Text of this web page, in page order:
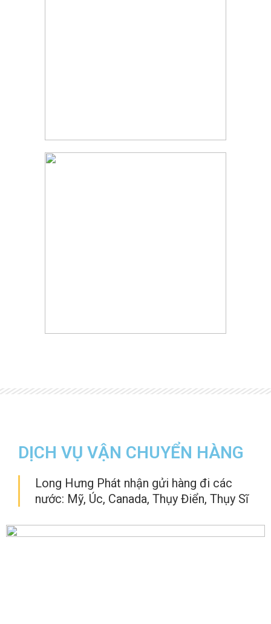
DỊCH VỤ VẬN CHUYỂN HÀNG
Long Hưng Phát nhận gửi hàng đi các
nước: Mỹ, Úc, Canada, Thụy Điển, Thụy Sĩ